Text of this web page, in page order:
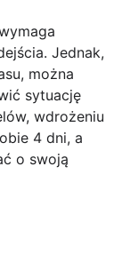
Jednak,
można
sytuację
wdrożeniu
4 dni, a
o swoją